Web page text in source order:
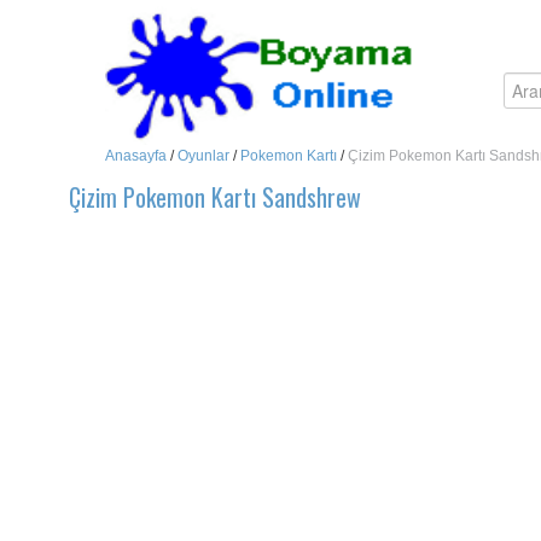
Anasayfa /Oyunlar / Pokemon Kartı /Çizim Pokemon Kartı
Çizim Pokemon Kartı Sandshrew